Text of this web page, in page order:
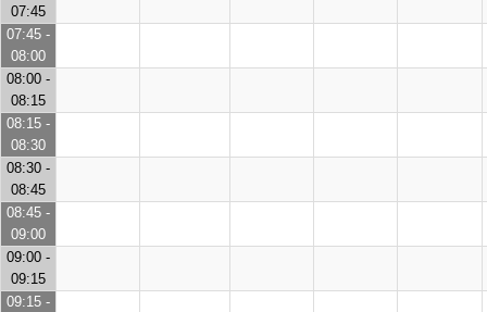
07:45
07:45 -
08:00
08:00 -
08:15
08:15 -
08:30
08:30 -
08:45
08:45 -
09:00
09:00 -
09:15
09:15 -